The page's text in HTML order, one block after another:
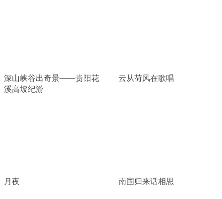
深山峡谷出奇景——贵阳花
溪高坡纪游
云从荷风在歌唱
月夜 南国归来话相思